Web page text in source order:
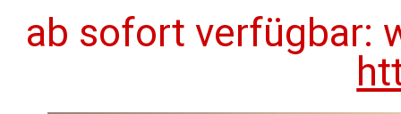
ab sofort verfügbar: